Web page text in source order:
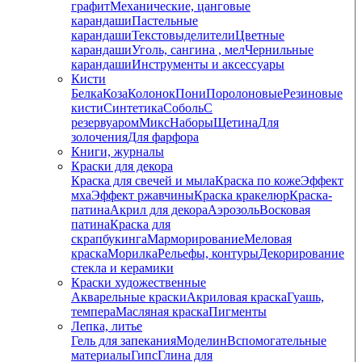
графитМеханические, цанговые
карандашиПастельные
карандашиТекстовыделителиЦветные
карандашиУголь, сангина , мелЧернильные
карандашиИнструменты и аксессуары
Кисти
БелкаКозаКолонокПониПоролоновыеРезиновые
кистиСинтетикаСобольС
резервуаромМиксНаборыЩетинаДля
золоченияДля фарфора
Книги, журналы
Краски для декора
Краска для свечей и мылаКраска по кожеЭффект
мхаЭффект ржавчиныКраска кракелюрКраска-
патинаАкрил для декораАэрозольВосковая
патинаКраска для
скрапбукингаМарморированиеМеловая
краскаМорилкаРельефы, контурыДекорирование
стекла и керамики
Краски художественные
Акварельные краскиАкриловая краскаГуашь,
темпераМасляная краскаПигменты
Лепка, литье
Гель для запеканияМоделинВспомогательные
материалыГипсГлина для